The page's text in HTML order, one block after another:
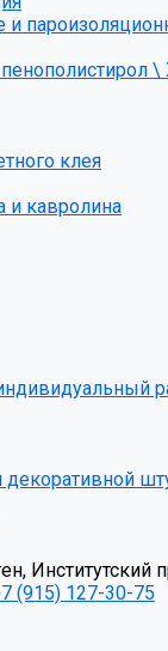
и
\
клея
и кавролина
Институтский
(915) 127-30-75